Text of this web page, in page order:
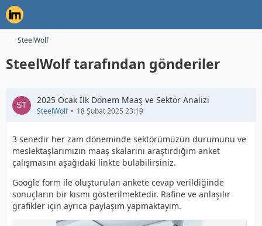
SteelWolf
SteelWolf tarafından gönderiler
2025 Ocak İlk Dönem Maaş ve Sektör Analizi
SteelWolf 18 Şubat 2025 23:19
3 senedir her zam döneminde sektörümüzün durumunu ve
meslektaşlarımızın maaş skalarını araştırdığım anket
çalışmasını aşağıdaki linkte bulabilirsiniz.
Google form ile oluşturulan ankete cevap verildiğinde
sonuçların bir kısmı gösterilmektedir. Rafine ve anlaşılır
grafikler için ayrıca paylaşım yapmaktayım.